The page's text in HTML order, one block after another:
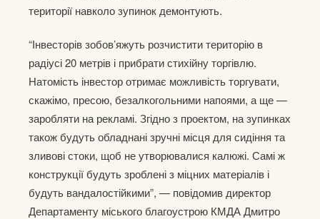
території навколо зупинок демонтують.
“Інвесторів зобов’яжуть розчистити територію в
радіусі 20 метрів і прибрати стихійну торгівлю.
Натомість інвестор отримає можливість торгувати,
скажімо, пресою, безалкогольними напоями, а ще —
заробляти на рекламі. Згідно з проектом, на зупинках
також будуть обладнані зручні місця для сидіння та
зливові стоки, щоб не утворювалися калюжі. Самі ж
конструкції будуть зроблені з міцних матеріалів і
будуть вандалостійкими”, — повідомив директор
Департаменту міського благоустрою КМДА Дмитро